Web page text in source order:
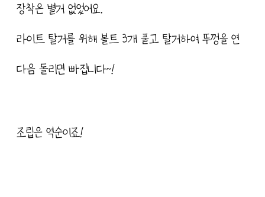
장착은 별거 없었어요.
라이트 탈거를 위해 볼트 3개 풀고 탈거하여 뚜껑을 연
다음 돌리면 빠집니다~!
조립은 역순이죠!